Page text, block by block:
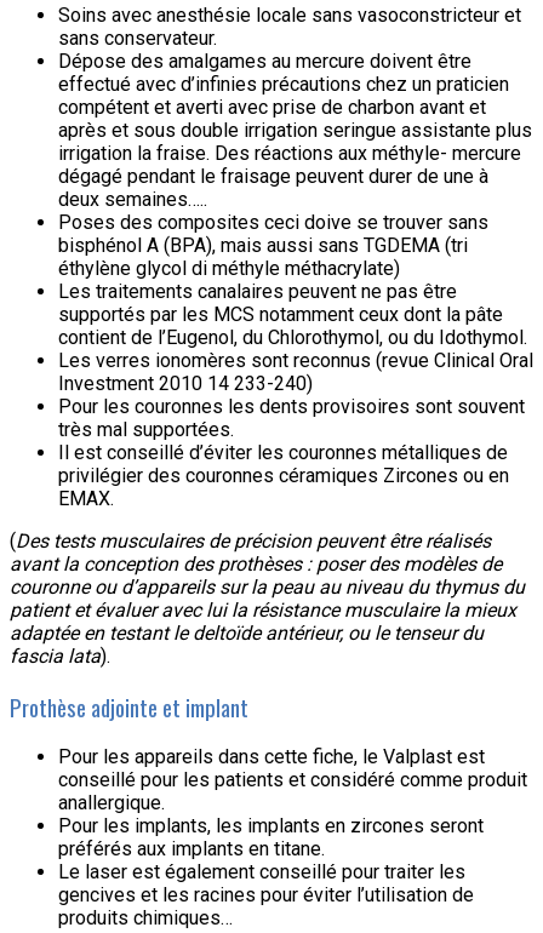
Soins avec anesthésie locale sans vasoconstricteur et
sans conservateur.
Dépose des amalgames au mercure doivent être
effectué avec d’infinies précautions chez un praticien
compétent et averti avec prise de charbon avant et
après et sous double irrigation seringue assistante plus
irrigation la fraise. Des réactions aux méthyle- mercure
dégagé pendant le fraisage peuvent durer de une à
deux semaines…..
Poses des composites ceci doive se trouver sans
bisphénol A (BPA), mais aussi sans TGDEMA (tri
éthylène glycol di méthyle méthacrylate)
Les traitements canalaires peuvent ne pas être
supportés par les MCS notamment ceux dont la pâte
contient de l’Eugenol, du Chlorothymol, ou du Idothymol.
Les verres ionomères sont reconnus (revue Clinical Oral
Investment 2010 14 233-240)
Pour les couronnes les dents provisoires sont souvent
très mal supportées.
Il est conseillé d’éviter les couronnes métalliques de
privilégier des couronnes céramiques Zircones ou en
EMAX.
(Des tests musculaires de précision peuvent être réalisés
avant la conception des prothèses : poser des modèles de
couronne ou d’appareils sur la peau au niveau du thymus du
patient et évaluer avec lui la résistance musculaire la mieux
adaptée en testant le deltoïde antérieur, ou le tenseur du
fascia lata).
Prothèse adjointe et implant
Pour les appareils dans cette fiche, le Valplast est
conseillé pour les patients et considéré comme produit
anallergique.
Pour les implants, les implants en zircones seront
préférés aux implants en titane.
Le laser est également conseillé pour traiter les
gencives et les racines pour éviter l’utilisation de
produits chimiques…